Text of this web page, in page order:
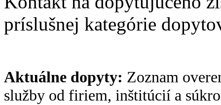
príslušnej kategórie
Aktuálne dopyty: Zoznam
služby od firiem, inštitúcií a